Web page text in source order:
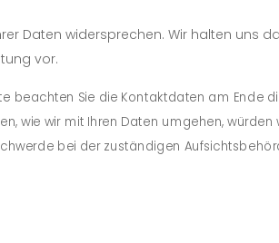
Daten widersprechen. Wir halten uns
vor.
beachten Sie die Kontaktdaten am Ende
wie wir mit Ihren Daten umgehen, würden
bei der zuständigen